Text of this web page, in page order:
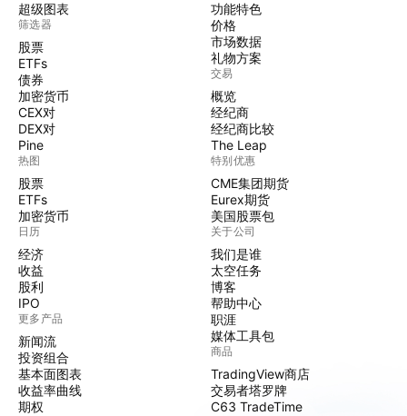
超级图表
筛选器
股票
ETFs
债券
加密货币
CEX对
DEX对
Pine
热图
股票
ETFs
加密货币
日历
经济
收益
股利
IPO
更多产品
新闻流
投资组合
基本面图表
收益率曲线
期权
功能特色
价格
市场数据
礼物方案
交易
概览
经纪商
经纪商比较
The Leap
特别优惠
CME集团期货
Eurex期货
美国股票包
关于公司
我们是谁
太空任务
博客
帮助中心
职涯
媒体工具包
商品
TradingView商店
交易者塔罗牌
C63 TradeTime